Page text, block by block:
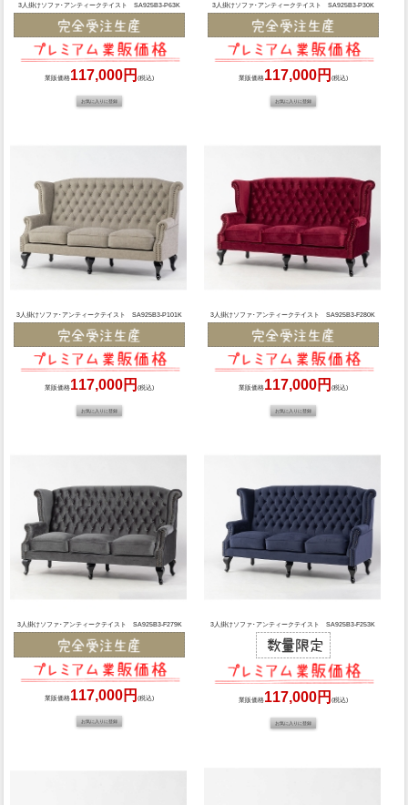
3人掛けソファ･アンティークテイスト SA925B3-P63K
業販価格117,000円(税込)
3人掛けソファ･アンティークテイスト SA925B3-P30K
業販価格117,000円 (税込)
3人掛けソファ･アンティークテイスト SA925B3-P101K
業販価格117,000円(税込)
3人掛けソファ･アンティークテイスト SA925B3-F280K
業販価格117,000円 (税込)
3人掛けソファ･アンティークテイスト SA925B3-F279K
業販価格117,000円(税込)
3人掛けソファ･アンティークテイスト SA925B3-F253K
業販価格117,000円 (税込)